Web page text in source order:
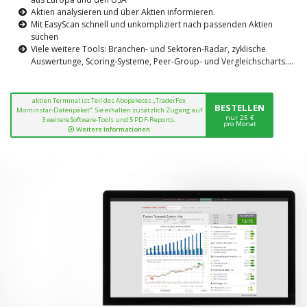
Aktien analysieren und über Aktien informieren.
Mit EasyScan schnell und unkompliziert nach passenden Aktien
suchen
Viele weitere Tools: Branchen- und Sektoren-Radar, zyklische
Auswertunge, Scoring-Systeme, Peer-Group- und Vergleichscharts....
aktien Terminal ist Teil des Abopaketes „TraderFox
Morninstar-Datenpaket“. Sie erhalten zusätzlich Zugang auf
3 weitere Software-Tools und 5 PDF-Reports.
Weitere Informationen
BESTELLEN
nur 25 €
pro Monat